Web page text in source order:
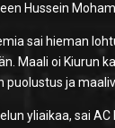
Hussein
sai hieman
Maali oi Kiurun
puolustus ja
yliaikaa, sai